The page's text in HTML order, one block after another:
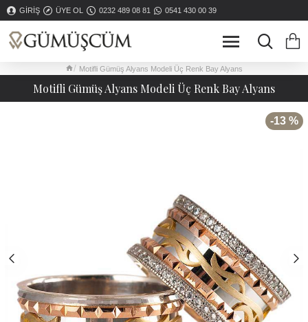
GIRIŞ ÜYE OL 0232 489 08 81 0541 430 00 39
Motifli Gümüş Alyans Modeli Üç Renk Bay Alyans
Motifli Gümüş Alyans Modeli Üç Renk Bay Alyans
-13 %